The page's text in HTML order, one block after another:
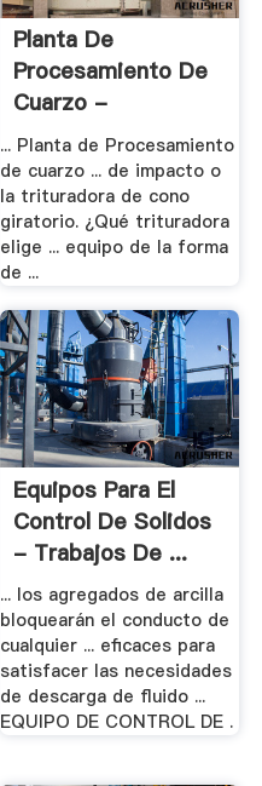
Planta De
Procesamiento De
Cuarzo -
Trituradora .
... Planta de Procesamiento
de cuarzo ... de impacto o
la trituradora de cono
giratorio. ¿Qué trituradora
elige ... equipo de la forma
de ...
Equipos Para El
Control De Solidos
- Trabajos De ...
... los agregados de arcilla
bloquearán el conducto de
cualquier ... eficaces para
satisfacer las necesidades
de descarga de fluido ...
EQUIPO DE CONTROL DE .